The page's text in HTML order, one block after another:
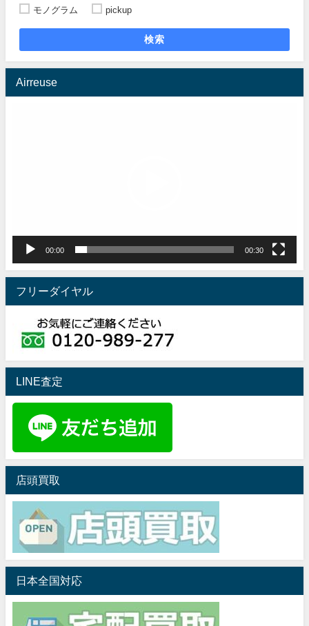
モノグラム
pickup
検索
Airreuse
00:00 00:30
フリーダイヤル
LINE査定
店頭買取
日本全国対応